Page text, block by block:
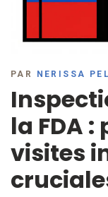
PAR NERISSA
la FDA
visites